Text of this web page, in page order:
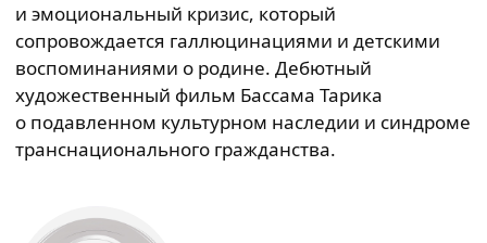
и эмоциональный кризис, который
сопровождается галлюцинациями и детскими
воспоминаниями о родине. Дебютный
художественный фильм Бассама Тарика
о подавленном культурном наследии и синдроме
транснационального гражданства.